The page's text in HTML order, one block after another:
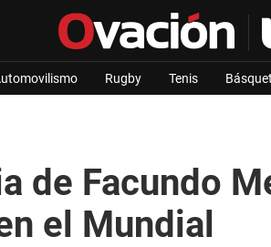
Rugby Tenis Básquet
de Facundo
el Mundial